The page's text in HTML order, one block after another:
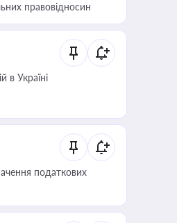
правовідносин
в Україні
податкових